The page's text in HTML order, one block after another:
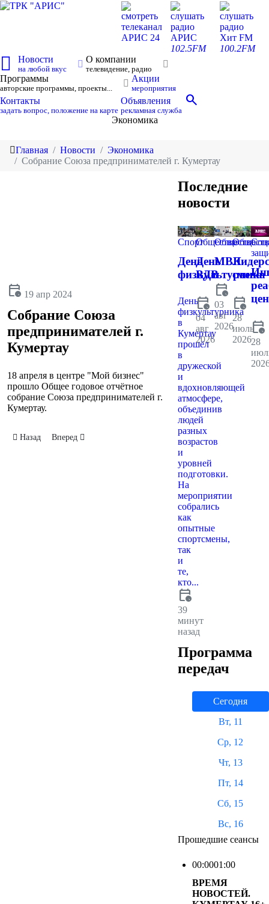
смотреть
телеканал
АРИС 24
слушать
радио
АРИС
102.5FM
слушать
радио
Хит FM
100.2FM
Новости
на любой вкус
О компании
телевидение, радио
Программы
авторские программы, проекты...
Акции
мероприятия
Контакты
задать вопрос, положение на карте
Объявления
рекламная служба
search
Экономика
Главная Новости
Экономика
Собрание Союза предпринимателей г. Кумертау
calendar_clock 19 апр 2024
Собрание Союза
предпринимателей г.
Кумертау
18 апреля в центре "Мой бизнес"
прошло Общее годовое отчётное
собрание Союза предпринимателей г.
Кумертау.
Предыдущий: Дни Предпринимательства в Кумертау
Назад Следующий: Неделя женского бизнеса
Вперед
Последние
новости
Спорт
День
физкультурника
День
физкультурника
в
Кумертау
прошёл
в
дружеской
и
вдохновляющей
атмосфере,
объединив
людей
разных
возрастов
и
уровней
подготовки.
На
мероприятии
собрались
как
опытные
спортсмены,
так
и
те,
кто...
calendar_clock
39
минут
назад
Общество
День
ВДВ
calendar_clock
04
авг
2026
Общество
МВК
calendar_clock
03
авг
2026
смена
calendar_clock
28
июль
2026
calendar_clock
28
Программа
передач
Сегодня
Вт, 11
Ср, 12
Чт, 13
Пт, 14
Сб, 15
Вс, 16
Прошедшие сеансы
00:0001:00
ВРЕМЯ
НОВОСТЕЙ.